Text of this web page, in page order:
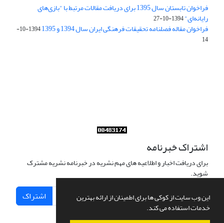
این وب سایت از کوکی ها برای اطمینان از ارائه بهترین
خدمات استفاده می کند.
فراخوان تابستان سال 1395 برای دریافت مقالات مرتبط با "بازی‌های
رایانه‌ای"1394-10-27
فراخوان مقاله فصلنامه تحقیقات فرهنگی ایران سال 1394 و 1395
1394-10-
14
اشتراک خبرنامه
برای دریافت اخبار و اطلاعیه های مهم نشریه در خبرنامه نشریه مشترک
شوید.
اشتراک